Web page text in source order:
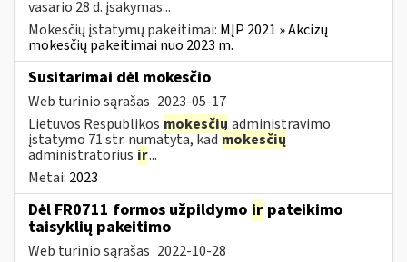
vasario 28 d. įsakymas...
Mokesčių įstatymų pakeitimai: MĮP 2021 » Akcizų
mokesčių pakeitimai nuo 2023 m.
Susitarimai dėl mokesčio
Web turinio sąrašas 2023-05-17
Lietuvos Respublikos mokesčių administravimo
įstatymo 71 str. numatyta, kadmokesčių
administratorius ir...
Metai: 2023
Dėl FR0711 formos užpildymo ir pateikimo
taisyklių pakeitimo
Web turinio sąrašas 2022-10-28